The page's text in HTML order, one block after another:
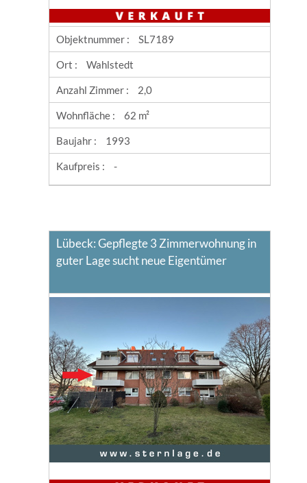
Objektnummer : SL7189
Ort : Wahlstedt
Anzahl Zimmer : 2,0
Wohnfläche : 62 m²
Baujahr : 1993
Kaufpreis : -
Lübeck: Gepflegte 3 Zimmerwohnung in
guter Lage sucht neue Eigentümer